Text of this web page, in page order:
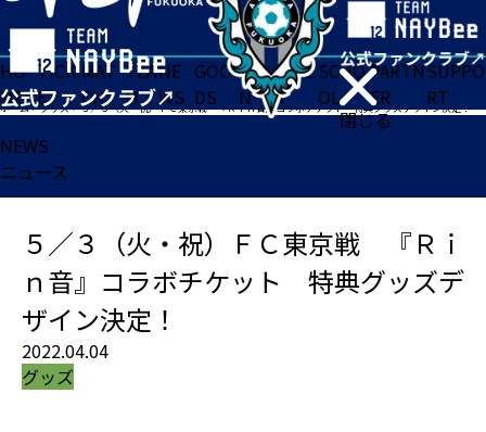
閉じる
HO
ME
TICK
ET
MAT
CH
TEA
M
NE
WS
GOO
DS
FA
N
ACADE
MY
SCHO
OL
PARTN
ER
SUPPO
RT
ホーム>グッズ>５／３（火・祝）ＦＣ東京戦 『Ｒｉｎ音』コラボチケット 特典グッズデザイン決定！
NEWS
ニュース
５／３（火・祝）ＦＣ東京戦 『Ｒｉ
ｎ音』コラボチケット 特典グッズデ
ザイン決定！
2022.04.04
グッズ